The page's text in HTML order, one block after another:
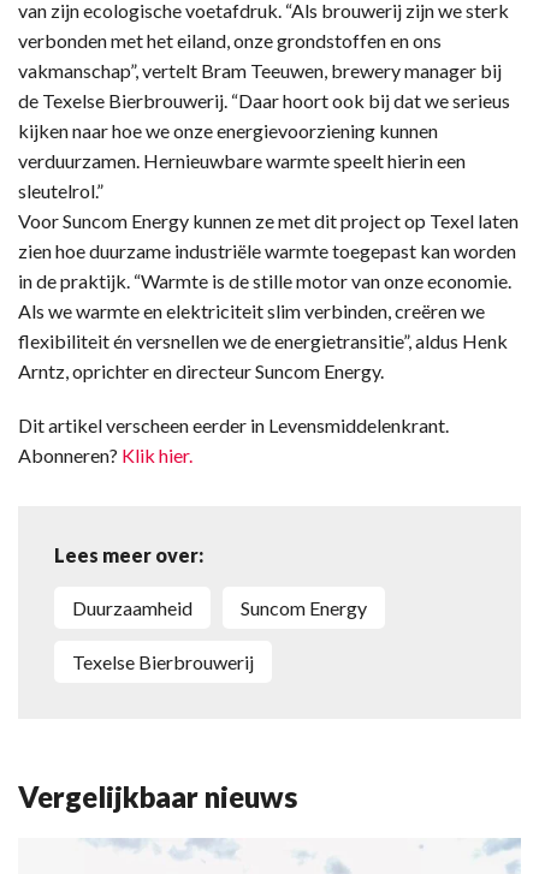
van zijn ecologische voetafdruk. “Als brouwerij zijn we sterk
verbonden met het eiland, onze grondstoffen en ons
vakmanschap”, vertelt Bram Teeuwen, brewery manager bij
de Texelse Bierbrouwerij. “Daar hoort ook bij dat we serieus
kijken naar hoe we onze energievoorziening kunnen
verduurzamen. Hernieuwbare warmte speelt hierin een
sleutelrol.”
Voor Suncom Energy kunnen ze met dit project op Texel laten
zien hoe duurzame industriële warmte toegepast kan worden
in de praktijk. “Warmte is de stille motor van onze economie.
Als we warmte en elektriciteit slim verbinden, creëren we
flexibiliteit én versnellen we de energietransitie”, aldus Henk
Arntz, oprichter en directeur Suncom Energy.
Dit artikel verscheen eerder in Levensmiddelenkrant.
Abonneren? Klik hier.
Lees meer over:
duurzaamheid Suncom Energy
Texelse Bierbrouwerij
Vergelijkbaar nieuws